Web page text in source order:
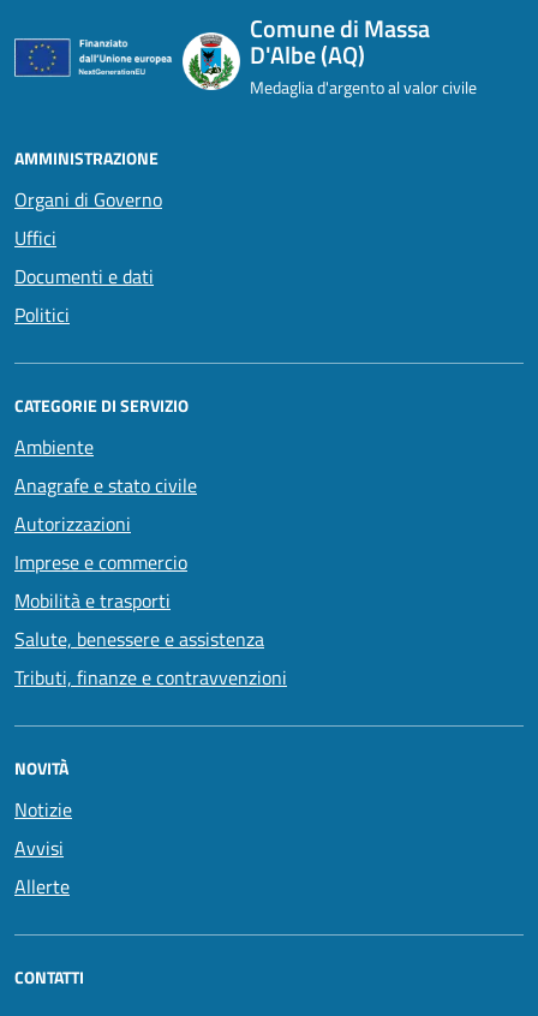
Comune di Massa
D'Albe (AQ)
Medaglia d'argento al valor civile
AMMINISTRAZIONE
Organi di Governo
Uffici
Documenti e dati
Politici
CATEGORIE DI SERVIZIO
Ambiente
Anagrafe e stato civile
Autorizzazioni
Imprese e commercio
Mobilità e trasporti
Salute, benessere e assistenza
Tributi, finanze e contravvenzioni
NOVITÀ
Notizie
Avvisi
Allerte
CONTATTI